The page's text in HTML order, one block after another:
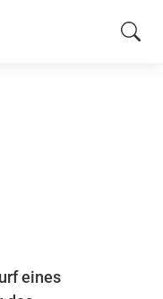
eines